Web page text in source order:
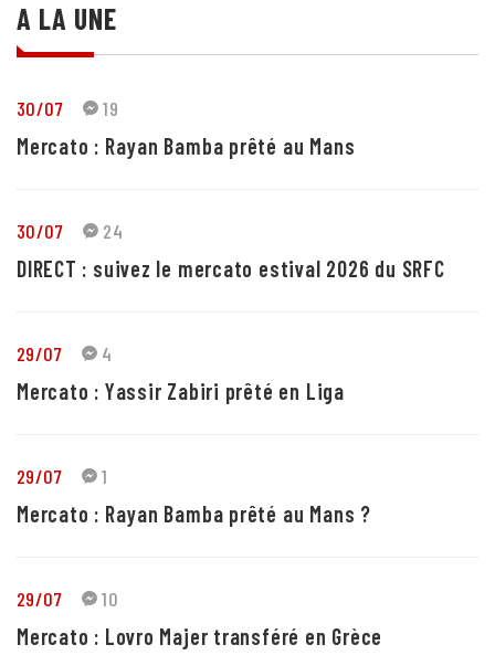
A LA UNE
30/07 19
Mercato : Rayan Bamba prêté au Mans
30/07 24
DIRECT : suivez le mercato estival 2026 du SRFC
29/07 4
Mercato : Yassir Zabiri prêté en Liga
29/07 1
Mercato : Rayan Bamba prêté au Mans ?
29/07 10
Mercato : Lovro Majer transféré en Grèce